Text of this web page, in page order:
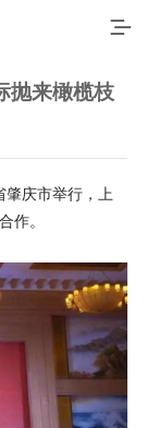
抛来橄榄枝
肇庆市举行，上
作。